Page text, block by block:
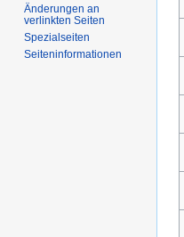
Änderungen an
verlinkten Seiten
Spezialseiten
Seiten­­informationen